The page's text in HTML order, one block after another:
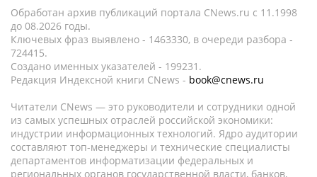
Обработан архив публикаций портала CNews.ru c 11.1998
до 08.2026 годы.
Ключевых фраз выявлено - 1463330, в очереди разбора -
724415.
Создано именных указателей - 199231.
Редакция Индексной книги CNews - book@cnews.ru
Читатели CNews — это руководители и сотрудники одной
из самых успешных отраслей российской экономики:
индустрии информационных технологий. Ядро аудитории
составляют топ-менеджеры и технические специалисты
департаментов информатизации федеральных и
региональных органов государственной власти, банков,